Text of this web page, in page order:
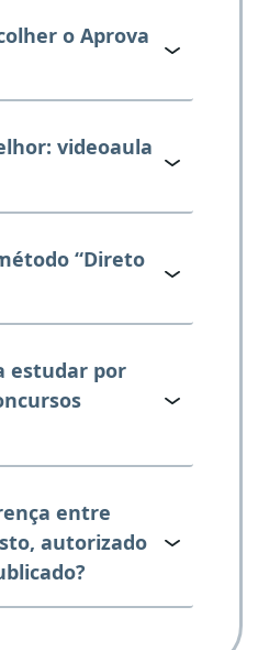
o Aprova
videoaula
“Direto
estudar por
entre
autorizado